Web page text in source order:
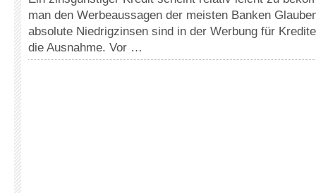
man den Werbeaussagen der meisten Banken
absolute Niedrigzinsen sind in der Werbung für
die Ausnahme. Vor …